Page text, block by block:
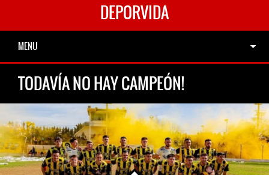
DEPORVIDA
MENU
TODAVÍA NO HAY CAMPEÓN!